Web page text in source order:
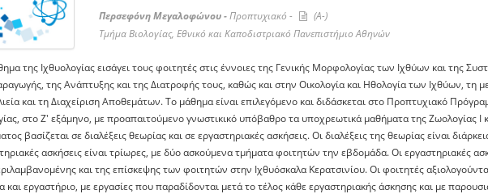
Περσεφόνη Μεγαλοφώνου -Προπτυχιακό -
(A-)
Τμήμα Βιολογίας, Εθνικό και Καποδιστριακό Πανεπιστήμιο Αθηνών
της Ιχθυολογίας εισάγει τους φοιτητές στις έννοιες της Γενικής Μορφολογίας των Ιχθύων και της
της Ανάπτυξης και της Διατροφής τους, καθώς και στην Οικολογία και Ηθολογία των Ιχθύων, τη
και τη Διαχείριση Αποθεμάτων. Το μάθημα είναι επιλεγόμενο και διδάσκεται στο Προπτυχιακό
στο Ζ' εξάμηνο, με προαπαιτούμενο γνωστικικό υπόβαθρο τα υποχρεωτικά μαθήματα της Ζωολογίας Ι
βασίζεται σε διαλέξεις θεωρίας και σε εργαστηριακές ασκήσεις. Οι διαλέξεις της θεωρίας είναι
ασκήσεις είναι τρίωρες, με δύο ασκούμενα τμήματα φοιτητών την εβδομάδα. Οι εργαστηριακές
και της επίσκεψης των φοιτητών στην Ιχθυόσκαλα Κερατσινίου. Οι φοιτητές
και εργαστήριο, με εργασίες που παραδίδονται μετά το τέλος κάθε εργαστηριακής άσκησης και με